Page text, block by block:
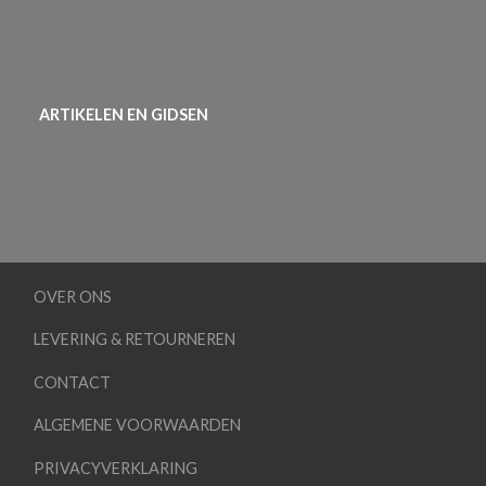
ARTIKELEN EN GIDSEN
OVER ONS
LEVERING & RETOURNEREN
CONTACT
ALGEMENE VOORWAARDEN
PRIVACYVERKLARING